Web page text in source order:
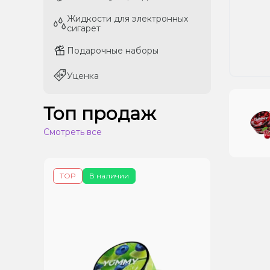
Жидкости для электронных
сигарет
Подарочные наборы
Уценка
Жидкости для электронных
сигарет
Подарочные наборы
Уценка
Топ продаж
Смотреть все
В наличии
TOP